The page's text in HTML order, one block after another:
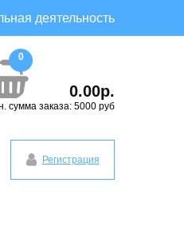
деятельность
0
0.00р.
сумма заказа: 5000 руб
Регистрация